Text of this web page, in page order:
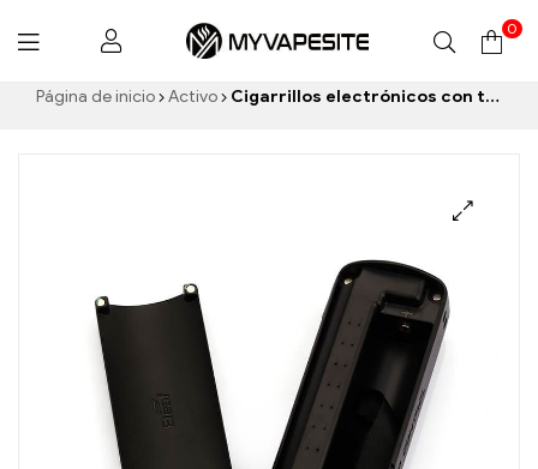
Myvapesite.de
0
Página de inicio Activo Cigarrillos electrónicos con tapa de batería Eleaf iStick 60W al por mayor, personalizados